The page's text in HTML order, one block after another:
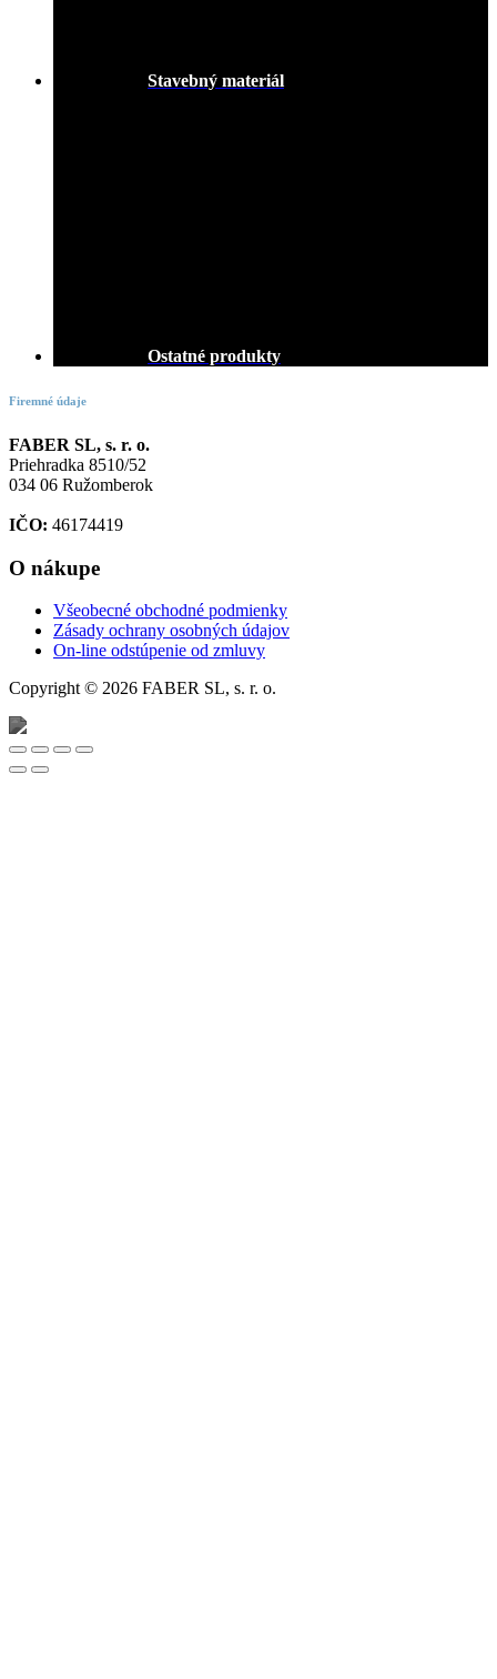
Stavebný materiál
Ostatné produkty
Firemné údaje
FABER SL, s. r. o.
Priehradka 8510/52
034 06 Ružomberok
IČO: 46174419
O nákupe
Všeobecné obchodné podmienky
Zásady ochrany osobných údajov
On-line odstúpenie od zmluvy
Copyright © 2026 FABER SL, s. r. o.